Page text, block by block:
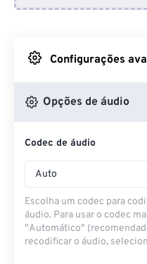
Do
Do
Configurações
Opções de áudio
Codec de áudio
Auto
Escolha um codec para
áudio. Para usar o codec
"Automático"
recodificar o áudio,